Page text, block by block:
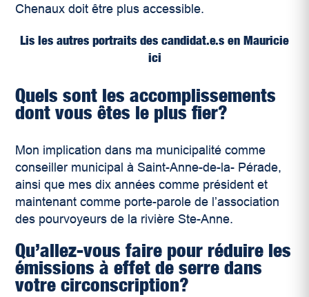
Chenaux doit être plus accessible.
Lis les autres portraits des candidat.e.s en Mauricie
ici
Quels sont les accomplissements
dont vous êtes le plus fier?
Mon implication dans ma municipalité comme
conseiller municipal à Saint-Anne-de-la- Pérade,
ainsi que mes dix années comme président et
maintenant comme porte-parole de l’association
des pourvoyeurs de la rivière Ste-Anne.
Qu’allez-vous faire pour réduire les
émissions à effet de serre dans
votre circonscription?